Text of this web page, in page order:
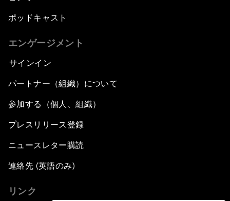
ポッドキャスト
エンゲージメント
サインイン
パートナー（組織）について
参加する（個人、組織）
プレスリリース登録
ニュースレター購読
連絡先 (英語のみ)
リンク